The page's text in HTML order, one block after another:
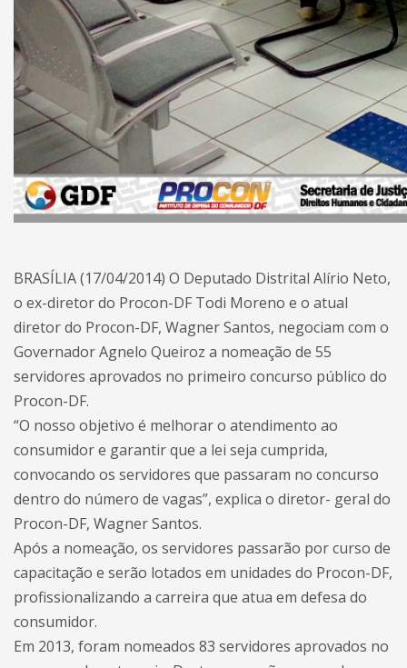
BRASÍLIA (17/04/2014) O Deputado Distrital Alírio Neto,
o ex-diretor do Procon-DF Todi Moreno e o atual
diretor do Procon-DF, Wagner Santos, negociam com o
Governador Agnelo Queiroz a nomeação de 55
servidores aprovados no primeiro concurso público do
Procon-DF.
“O nosso objetivo é melhorar o atendimento ao
consumidor e garantir que a lei seja cumprida,
convocando os servidores que passaram no concurso
dentro do número de vagas”, explica o diretor- geral do
Procon-DF, Wagner Santos.
Após a nomeação, os servidores passarão por curso de
capacitação e serão lotados em unidades do Procon-DF,
profissionalizando a carreira que atua em defesa do
consumidor.
Em 2013, foram nomeados 83 servidores aprovados no